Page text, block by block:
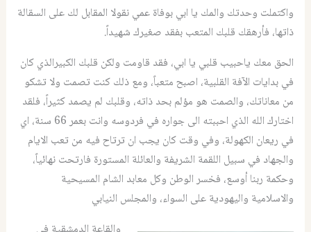
واكتملت وحدتك والمك يا ابي بوفاة عمي نقولا المقابل لك على السقالة
ذاتها، فأرهقك قلبك المتعب بفقد صغيرك شهيداً.
الحق معك ياحبيب قلبي يا ابي، فقد قاومت ولكن قلبك الكبيرالذي كان
في بدايات الآفة القلبية، اصبح متعباً، ومع ذلك كنت تصمت ولا تشكو
من معاناتك، والصمت هو مؤلم بحد ذاته، وقلبك لم يصمد كثيراً، فلقد
اختارك الله الذي احببته الى جواره في فردوسه وانت بعمر 66 سنة، اي
في ريعان الكهولة، وفي وقت كان يجب ان ترتاح فيه من تعب الايام
والجهاد في سبيل اللقمة الشريفة والعائلة المستورة فارتحت نهائياً،
وحكمة ربنا أوسع، فخسر الوطن وكل معابد الشام المسيحية
والاسلامية واليهودية على السواء، والمجلس النيابي